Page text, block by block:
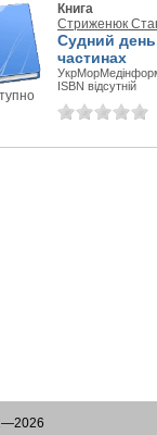
Книга
Стриженюк
Судний
частинах
ISBN відсутній